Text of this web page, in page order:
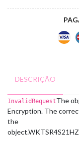
DESCRIÇÃO
InvalidRequestThe
Encryption. The
the
object.